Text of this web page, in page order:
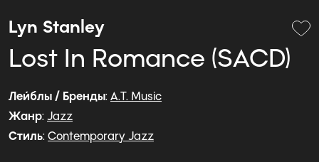
Lyn Stanley
Lost In Romance (SACD)
Лейблы / Бренды: A.T. Music
Жанр: Jazz
Стиль: Contemporary Jazz